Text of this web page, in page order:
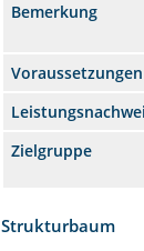
Bemerkung
Voraussetzungen
Zielgruppe
Strukturbaum